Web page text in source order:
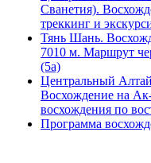
Сванетия).
треккинг и
Тянь Шань.
7010 м. Маршрут
(5а)
Центральный
Восхождение на
восхождения по
Программа